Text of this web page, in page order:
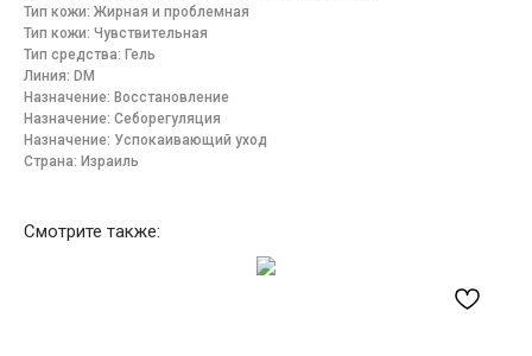
Тип кожи: Жирная и проблемная
Тип кожи: Чувствительная
Тип средства: Гель
Линия: DM
Назначение: Восстановление
Назначение: Себорегуляция
Назначение: Успокаивающий уход
Страна: Израиль
Смотрите также: